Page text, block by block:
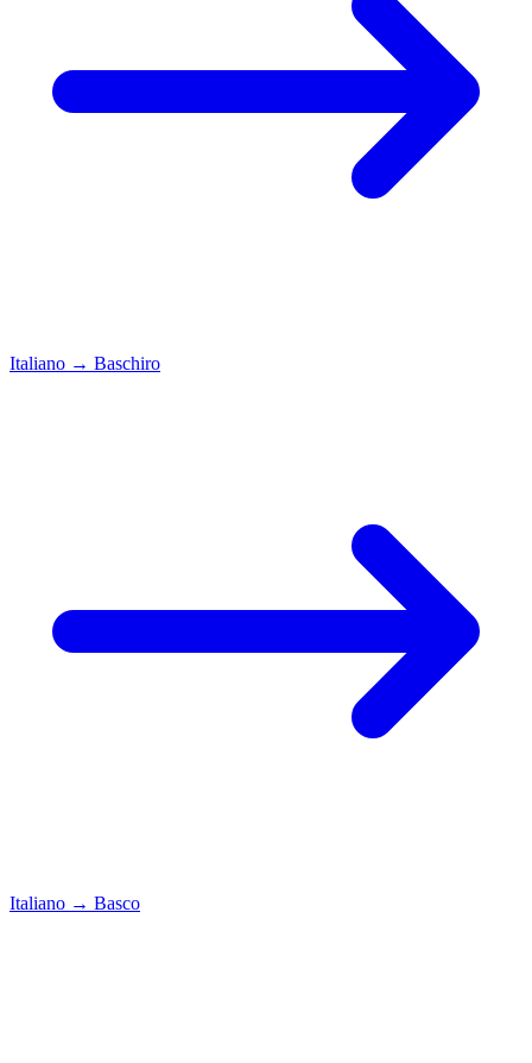
Italiano → Baschiro
Italiano → Basco